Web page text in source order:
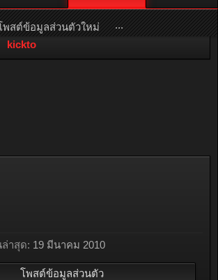
านรายละเอียดเพิ่มเติม คลิกที่นี่
kickto
าสุด: 19 มีนาคม 2010
โพสต์ข้อมูลส่วนตัว
พสต์ข้อมูลส่วนตัวใหม่ ...